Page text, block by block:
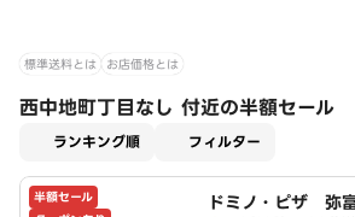
標準送料とは お店価格とは
西中地町丁目なし 付近の半額セール
ランキング順 フィルター
半額セール
ドミノ・ピザ